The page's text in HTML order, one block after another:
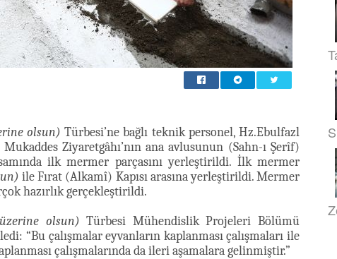
olsun) Türbesi’ne bağlı teknik personel, Hz.Ebulfazl
Mukaddes Ziyaretgâhı’nın ana avlusunun (Sahn-ı Şerîf)
ilk mermer parçasını yerleştirildi. İlk mermer
ile Fırat (Alkamî) Kapısı arasına yerleştirildi. Mermer
hazırlık gerçekleştirildi.
olsun) Türbesi Mühendislik Projeleri Bölümü
“Bu çalışmalar eyvanların kaplanması çalışmaları ile
çalışmalarında da ileri aşamalara gelinmiştir.”